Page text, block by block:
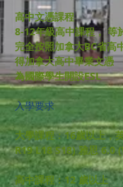
高中文憑課程
8-12年級高中課程， 等
完全按照加拿大BC省高
得加拿大高中畢業文憑
為國際學生開設ESL
​入學要求
大學課程：16歲以上，
R19 L18 S18) 雅思 6.0
高中課程：12 歲以上